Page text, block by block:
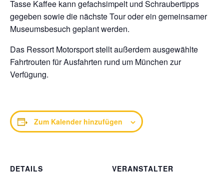
Tasse Kaffee kann gefachsimpelt und Schraubertipps
gegeben sowie die nächste Tour oder ein gemeinsamer
Museumsbesuch geplant werden.
Das Ressort Motorsport stellt außerdem ausgewählte
Fahrtrouten für Ausfahrten rund um München zur
Verfügung.
Zum Kalender hinzufügen
DETAILS
VERANSTALTER